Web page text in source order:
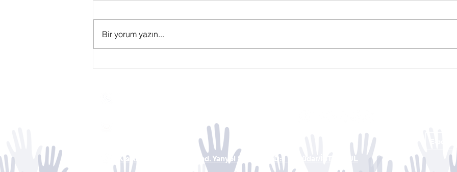
Bir yorum yazın...
Kısıklı Mah. Alemdağ Cad. Yanyol Sk. No:28 D:1 Üsküdar/İSTANBUL